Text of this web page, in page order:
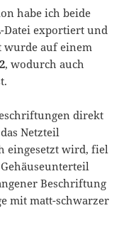
habe ich beide
Datei exportiert und
wurde auf einem
, wodurch auch
direkt
Netzteil
eingesetzt wird, fiel
Gehäuseunterteil
Beschriftung
mit matt-schwarzer